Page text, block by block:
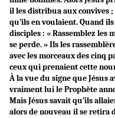
il les distribua aux convives
qu’ils en voulaient. Quand
disciples : « Rassemblez les
se perde. » Ils les
avec les morceaux des cinq
ceux qui prenaient cette
À la vue du signe que Jésus
vraiment lui le Prophète
Mais Jésus savait qu’ils
alors de nouveau il se retira